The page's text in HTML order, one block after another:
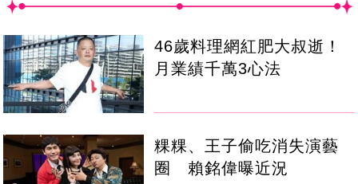
46歲料理網紅肥大叔逝！
月業績千萬3心法
粿粿、王子偷吃消失演藝
圈 賴銘偉曝近況